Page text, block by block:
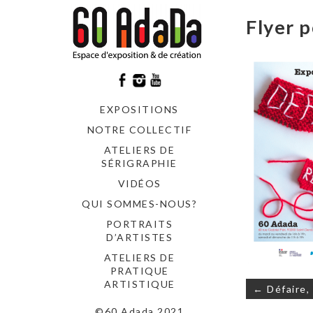
EXPOSITIONS
NOTRE COLLECTIF
ATELIERS DE
SÉRIGRAPHIE
VIDÉOS
QUI SOMMES-NOUS?
PORTRAITS
D’ARTISTES
ATELIERS DE
PRATIQUE
ARTISTIQUE
Flyer
de
← Défaire,